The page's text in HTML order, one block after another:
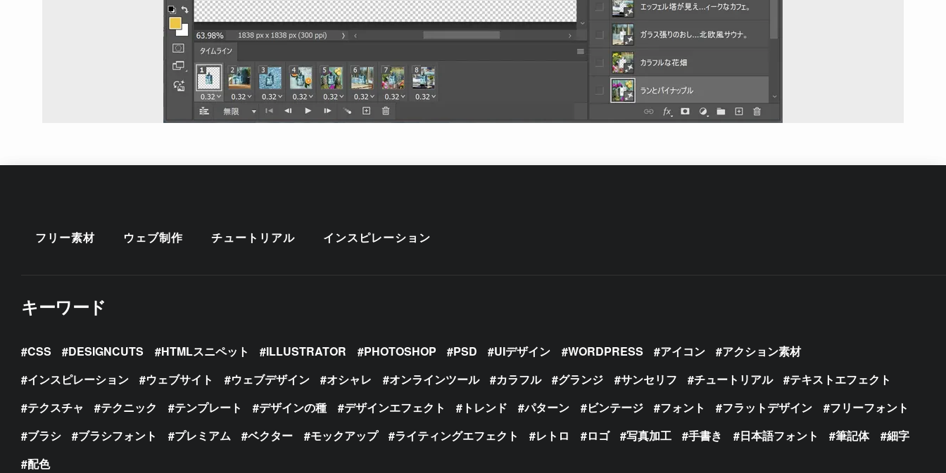
フリー素材 ウェブ制作 チュートリアル インスピレーション
キーワード
CSS DESIGNCUTS HTMLスニペット ILLUSTRATOR PHOTOSHOP PSD UIデザイン WORDPRESS アイコン
アクション素材
インスピレーション
ウェブサイト ウェブデザイン オシャレ オンラインツール カラフル グランジ サンセリフ チュートリアル
テキストエフェクト
テクスチャ
テクニック テンプレート デザインの種 デザインエフェクト トレンド パターン ビンテージ フォント フラットデザイン
フリーフォント
ブラシ
ブラシフォント プレミアム ベクター モックアップ ライティングエフェクト レトロ ロゴ 写真加工 手書き 日本語フォント 筆記体
細字
配色